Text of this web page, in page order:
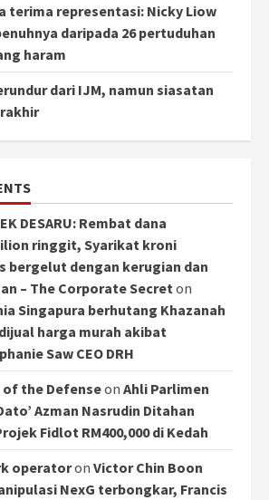
terima representasi: Nicky Liow
daripada 26 pertuduhan
haram
dari IJM, namun siasatan
DESARU: Rembat dana
ringgit, Syarikat kroni
bergelut dengan kerugian dan
– The Corporate Secreton
Singapura berhutang Khazanah
harga murah akibat
Saw CEO DRH
of the Defenseon Ahli Parlimen
Azman Nasrudin Ditahan
Fidlot RM400,000 di Kedah
operatoron Victor Chin Boon
NexG terbongkar, Francis